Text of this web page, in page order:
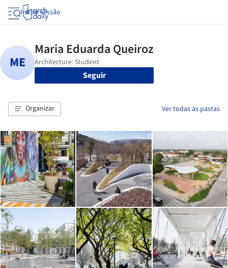
Iniciar sessão
Seguir
Organizar Ver todas as pastas